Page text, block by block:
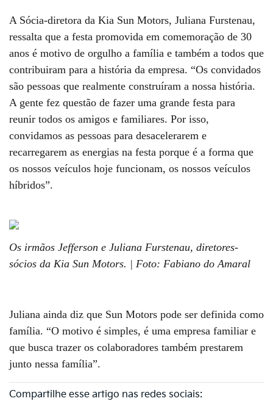
A Sócia-diretora da Kia Sun Motors, Juliana Furstenau,
ressalta que a festa promovida em comemoração de 30
anos é motivo de orgulho a família e também a todos que
contribuiram para a história da empresa. “Os convidados
são pessoas que realmente construíram a nossa história.
A gente fez questão de fazer uma grande festa para
reunir todos os amigos e familiares. Por isso,
convidamos as pessoas para desacelerarem e
recarregarem as energias na festa porque é a forma que
os nossos veículos hoje funcionam, os nossos veículos
híbridos”.
Os irmãos Jefferson e Juliana Furstenau, diretores-
sócios da Kia Sun Motors. | Foto: Fabiano do Amaral
Juliana ainda diz que Sun Motors pode ser definida como
família. “O motivo é simples, é uma empresa familiar e
que busca trazer os colaboradores também prestarem
junto nessa família”.
Compartilhe esse artigo nas redes sociais: